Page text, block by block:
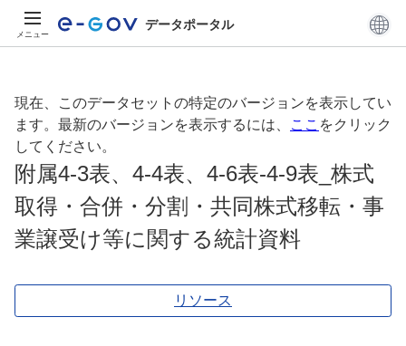
メニュー
データポータル
現在、このデータセットの特定のバージョンを表示してい
ます。最新のバージョンを表示するには、
ここ をクリック
してください。
附属4-3表、4-4表、4-6表-4-9表_株式
取得・合併・分割・共同株式移転・事
業譲受け等に関する統計資料
リソース